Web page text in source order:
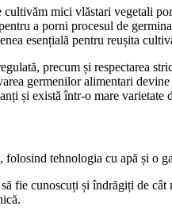
mici vlăstari vegetali
a porni procesul de
esențială pentru reușita
precum și respectarea
germenilor alimentari
și există într-o mare
tehnologia cu apă și
fie cunoscuți și îndrăgiți de